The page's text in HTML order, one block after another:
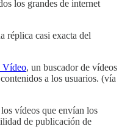
los grandes de internet
réplica casi exacta del
Vídeo, un buscador de vídeos
a los usuarios. (vía
vídeos que envían los
de publicación de